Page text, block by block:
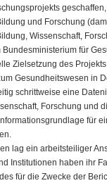
und Forschung
Wissenschaft,
für
Zielsetzung des
Gesundheitswesen in
schrittweise eine
Forschung und
für
lag ein arbeitsteiliger
Institutionen haben ihr
für die Zwecke der